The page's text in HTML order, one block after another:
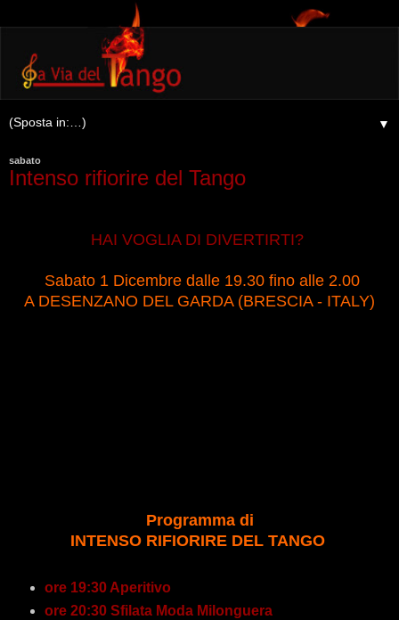
▼
sabato
Intenso rifiorire del Tango
HAI VOGLIA DI DIVERTIRTI?
Sabato 1 Dicembre dalle 19.30 fino alle 2.00
A DESENZANO DEL GARDA (BRESCIA - ITALY)
Programma di
INTENSO RIFIORIRE DEL TANGO
ore 19:30 Aperitivo
ore 20:30 Sfilata Moda Milonguera